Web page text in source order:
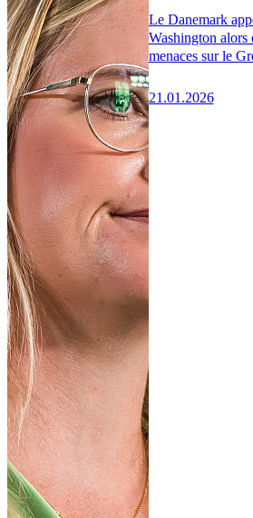
Le Danemark
Washington alors
menaces sur le
21.01.2026